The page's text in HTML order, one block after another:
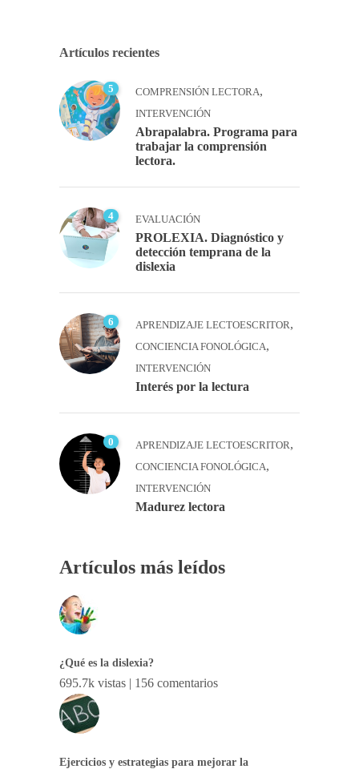
Artículos recientes
5 COMPRENSIÓN LECTORA,
INTERVENCIÓN
Abrapalabra. Programa para
trabajar la comprensión
lectora.
4 EVALUACIÓN
PROLEXIA. Diagnóstico y
detección temprana de la
dislexia
6 APRENDIZAJE LECTOESCRITOR,
CONCIENCIA FONOLÓGICA,
INTERVENCIÓN
Interés por la lectura
0 APRENDIZAJE LECTOESCRITOR,
CONCIENCIA FONOLÓGICA,
INTERVENCIÓN
Madurez lectora
Artículos más leídos
¿Qué es la dislexia?
695.7k vistas | 156 comentarios
Ejercicios y estrategias para mejorar la